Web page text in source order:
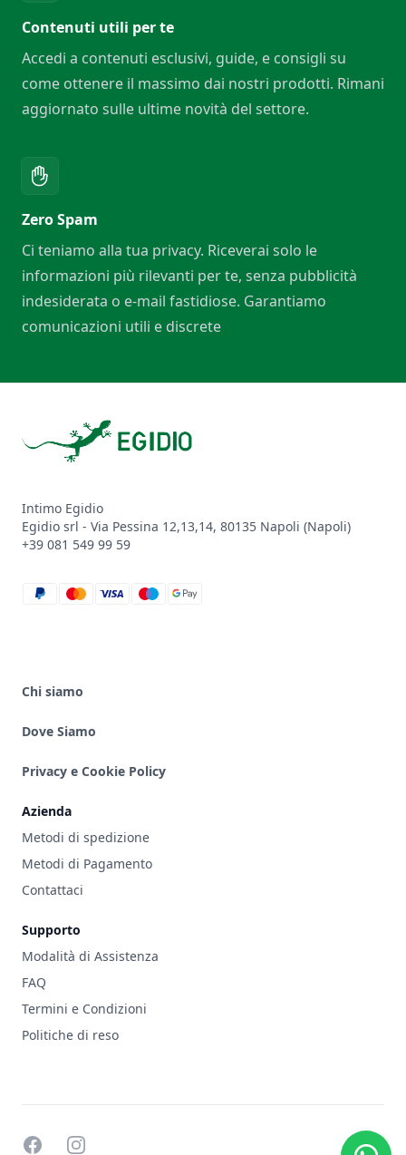
Contenuti utili per te
Accedi a contenuti esclusivi, guide, e consigli su
come ottenere il massimo dai nostri prodotti. Rimani
aggiornato sulle ultime novità del settore.
Zero Spam
Ci teniamo alla tua privacy. Riceverai solo le
informazioni più rilevanti per te, senza pubblicità
indesiderata o e-mail fastidiose. Garantiamo
comunicazioni utili e discrete
Intimo Egidio
Egidio srl - Via Pessina 12,13,14, 80135 Napoli (Napoli)
+39 081 549 99 59
paypal
mastercard
visa
maestro
google_pay
Chi siamo
Dove Siamo
Privacy e Cookie Policy
Azienda
Metodi di spedizione
Metodi di Pagamento
Contattaci
Supporto
Modalità di Assistenza
FAQ
Termini e Condizioni
Politiche di reso
facebookinstagram